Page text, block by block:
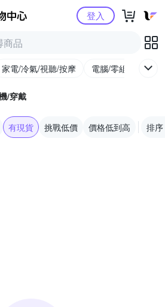
Yahoo購物中心登入
家電/冷氣/視聽/按摩 電腦/零組件/週邊/
/穿戴
有現貨 挑戰低價 價格低到高 排序